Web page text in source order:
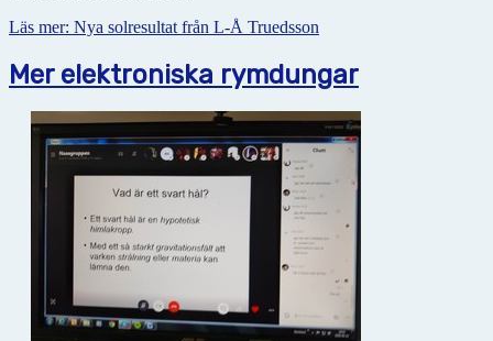
Läs mer: Nya solresultat från L-Å Truedsson
Mer elektroniska rymdungar